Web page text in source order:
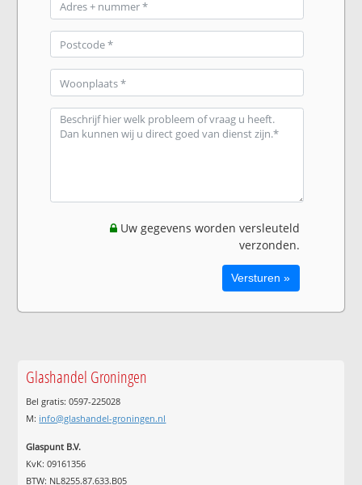
Uw gegevens worden versleuteld
verzonden.
Glashandel Groningen
Bel gratis: 0597-225028
M: info@glashandel-groningen.nl
Glaspunt B.V.
KvK: 09161356
BTW: NL8255.87.633.B05